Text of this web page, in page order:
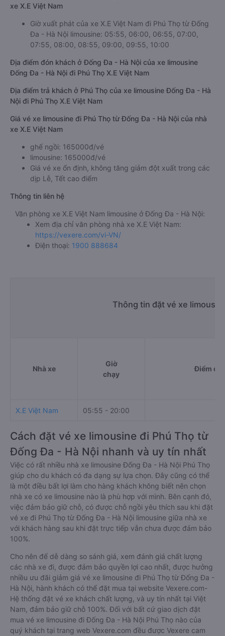
xe X.E Việt Nam
Giờ xuất phát của xe X.E Việt Nam đi Phú Thọ từ Đống
Đa - Hà Nội limousine: 05:55, 06:00, 06:55, 07:00,
07:55, 08:00, 08:55, 09:00, 09:55, 10:00
Địa điểm đón khách ở Đống Đa - Hà Nội của xe limousine
Đống Đa - Hà Nội đi Phú Thọ X.E Việt Nam
Địa điểm trả khách ở Phú Thọ của xe limousine Đống Đa - Hà
Nội đi Phú Thọ X.E Việt Nam
Giá vé xe limousine đi Phú Thọ từ Đống Đa - Hà Nội của nhà
xe X.E Việt Nam
ghế ngồi: 165000đ/vé
limousine: 165000đ/vé
Giá vé xe ổn định, không tăng giảm đột xuất trong các
dịp Lễ, Tết cao điểm
Thông tin liên hệ
Văn phòng xe X.E Việt Nam limousine ở Đống Đa - Hà Nội:
Xem địa chỉ văn phòng nhà xe X.E Việt Nam:
https://vexere.com/vi-VN/
Điện thoại: 1900 888684
Thông tin đặt vé xe
Nhà xe
Giờ
chạy
Điểm đi
X.E Việt Nam 05:55 - 20:00
Cách đặt vé xe limousine đi Phú Thọ từ
Đống Đa - Hà Nội nhanh và uy tín nhất
Việc có rất nhiều nhà xe limousine Đống Đa - Hà Nội Phú Thọ
giúp cho du khách có đa dạng sự lựa chọn. Đây cũng có thể
là một điều bất lợi làm cho hàng khách không biết nên chọn
nhà xe có xe limousine nào là phù hợp với mình. Bên cạnh đó,
việc đảm bảo giữ chỗ, có được chỗ ngồi yêu thích sau khi đặt
vé xe đi Phú Thọ từ Đống Đa - Hà Nội limousine giữa nhà xe
với khách hàng sau khi đặt trực tiếp vẫn chưa được đảm bảo
100%.
Cho nên để dễ dàng so sánh giá, xem đánh giá chất lượng
các nhà xe đi, được đảm bảo quyền lợi cao nhất, được hưởng
nhiều ưu đãi giảm giá vé xe limousine đi Phú Thọ từ Đống Đa -
Hà Nội, hành khách có thể đặt mua tại website Vexere.com-
Hệ thống đặt vé xe khách chất lượng, và uy tín nhất tại Việt
Nam, đảm bảo giữ chỗ 100%. Đối với bất cứ giao dịch đặt
mua vé xe limousine đi Đống Đa - Hà Nội Phú Thọ nào của
quý khách tại trang web Vexere.com đều được Vexere cam